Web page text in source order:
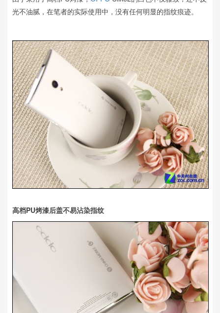
光不油腻，在笔者的实际使用中，没有任何明显的指纹痕迹。
高档PU烤漆后盖不易沾染指纹